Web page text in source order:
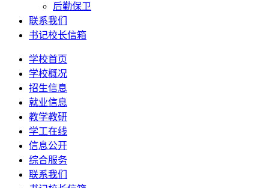
后勤保卫
联系我们
书记校长信箱
学校首页
学校概况
招生信息
就业信息
教学教研
学工在线
信息公开
综合服务
联系我们